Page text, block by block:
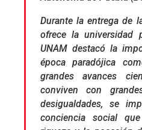
Durante la entrega de
ofrece la universidad
UNAM destacó la
época paradójica
grandes avances
conviven con
desigualdades, se
conciencia social